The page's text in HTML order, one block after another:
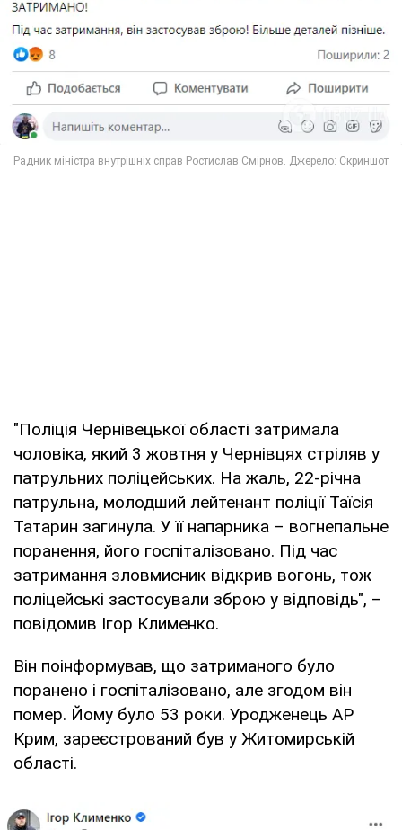
"Поліція Чернівецької області затримала
чоловіка, який 3 жовтня у Чернівцях стріляв у
патрульних поліцейських. На жаль, 22-річна
патрульна, молодший лейтенант поліції Таїсія
Татарин загинула. У її напарника – вогнепальне
поранення, його госпіталізовано. Під час
затримання зловмисник відкрив вогонь, тож
поліцейські застосували зброю у відповідь", –
повідомив Ігор Клименко.
Він поінформував, що затриманого було
поранено і госпіталізовано, але згодом він
помер. Йому було 53 роки. Уродженець АР
Крим, зареєстрований був у Житомирській
області.